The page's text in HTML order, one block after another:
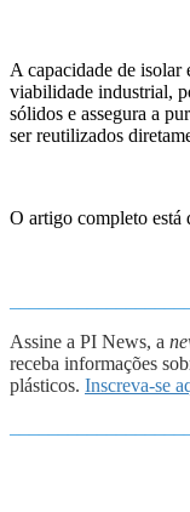
A capacidade de isolar
viabilidade industrial,
sólidos e assegura a
ser reutilizados
O artigo completo está
Assine a PI News, a
receba informações
plásticos. Inscreva-se